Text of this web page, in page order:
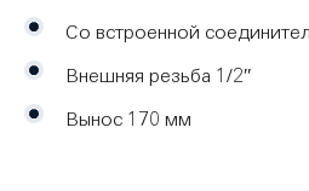
Со встроенной
Внешняя резьба 1/2″
Вынос 170 мм